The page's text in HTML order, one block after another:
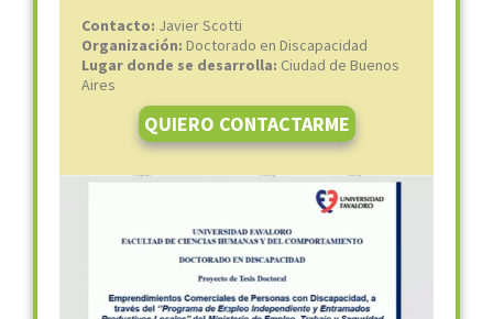
Contacto: Javier Scotti
Organización: Doctorado en Discapacidad
Lugar donde se desarrolla: Ciudad de Buenos
Aires
QUIERO CONTACTARME